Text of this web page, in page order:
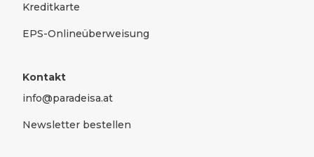
Kreditkarte
EPS-Onlineüberweisung
Kontakt
info@paradeisa.at
Newsletter bestellen